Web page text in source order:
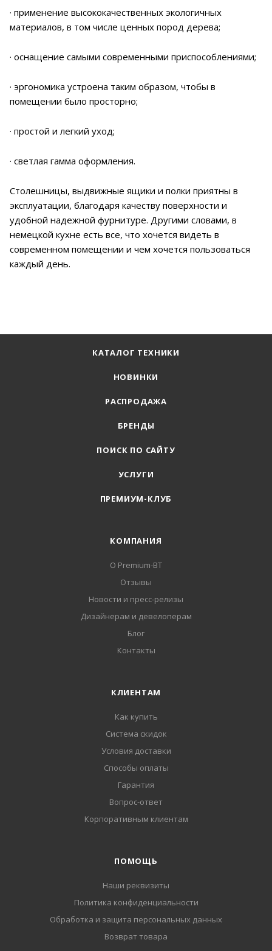
· применение высококачественных экологичных
материалов, в том числе ценных пород дерева;
· оснащение самыми современными приспособлениями;
· эргономика устроена таким образом, чтобы в
помещении было просторно;
· простой и легкий уход;
· светлая гамма оформления.
Столешницы, выдвижные ящики и полки приятны в
эксплуатации, благодаря качеству поверхности и
удобной надежной фурнитуре. Другими словами, в
немецкой кухне есть все, что хочется видеть в
современном помещении и чем хочется пользоваться
каждый день.
КАТАЛОГ ТЕХНИКИ
НОВИНКИ
РАСПРОДАЖА
БРЕНДЫ
ПОИСК ПО САЙТУ
УСЛУГИ
ПРЕМИУМ-КЛУБ
КОМПАНИЯ
О Premium-BT
Отзывы
Новости и пресс-релизы
Дизайнерам и девелоперам
Блог
Контакты
КЛИЕНТАМ
Как купить
Система скидок
Условия доставки
Способы оплаты
Гарантия
Вопрос-ответ
Корпоративным клиентам
ПОМОЩЬ
Наши реквизиты
Политика конфиденциальности
Обработка и защита персональных данных
Возврат товара